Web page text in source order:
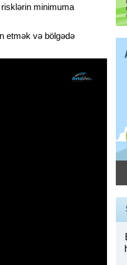
risklərin minimuma
etmək və bölgədə